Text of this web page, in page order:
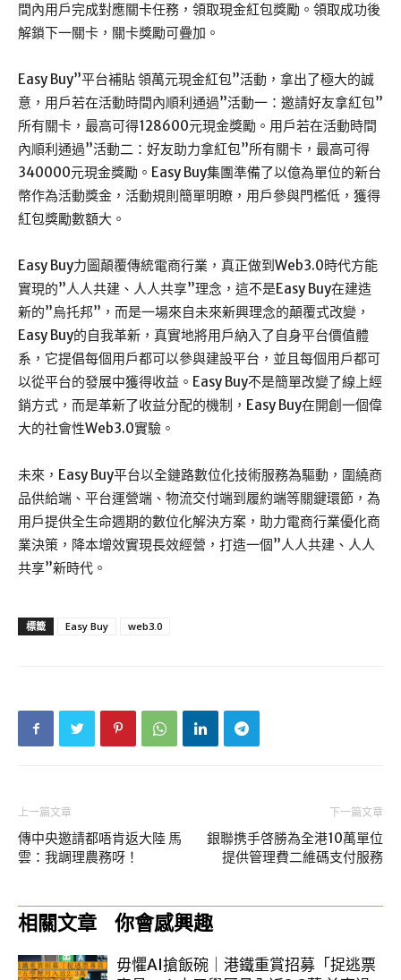
間內用戶完成對應關卡任務，領取現金紅包獎勵。領取成功後
解鎖下一關卡，關卡獎勵可疊加。
Easy Buy”平台補貼 領萬元現金紅包”活動，拿出了極大的誠
意，用戶若在活動時間內順利通過”活動一：邀請好友拿紅包”
所有關卡，最高可得128600元現金獎勵。用戶若在活動時間
內順利通過”活動二：好友助力拿紅包”所有關卡，最高可得
340000元現金獎勵。Easy Buy集團準備了以億為單位的新台
幣作為活動獎金，活動規則簡單明瞭，用戶參與門檻低，獲得
紅包獎勵數額大。
Easy Buy力圖顛覆傳統電商行業，真正做到Web3.0時代方能
實現的”人人共建、人人共享”理念，這不是Easy Buy在建造
新的”烏托邦”，而是一場來自未來新興理念的顛覆式改變，
Easy Buy的自我革新，真實地將用戶納入了自身平台價值體
系，它提倡每個用戶都可以參與建設平台，並且每個用戶都可
以從平台的發展中獲得收益。Easy Buy不是簡單改變了線上經
銷方式，而是革新了收益分配的機制，Easy Buy在開創一個偉
大的社會性Web3.0實驗。
未來，Easy Buy平台以全鏈路數位化技術服務為驅動，圍繞商
品供給端、平台運營端、物流交付端到履約端等關鍵環節，為
用戶提供全生命週期的數位化解決方案，助力電商行業優化商
業決策，降本增效實現長效經營，打造一個”人人共建、人人
共享”新時代。
標籤 Easy Buy web3.0
上一篇文章
傳中央邀請都唔肯返大陸 馬
雲：我調理農務呀！
下一篇文章
銀聯携手啓勝為全港10萬單位
提供管理費二維碼支付服務
相關文章 你會感興趣
毋懼AI搶飯碗｜港鐵重賞招募「捉逃票